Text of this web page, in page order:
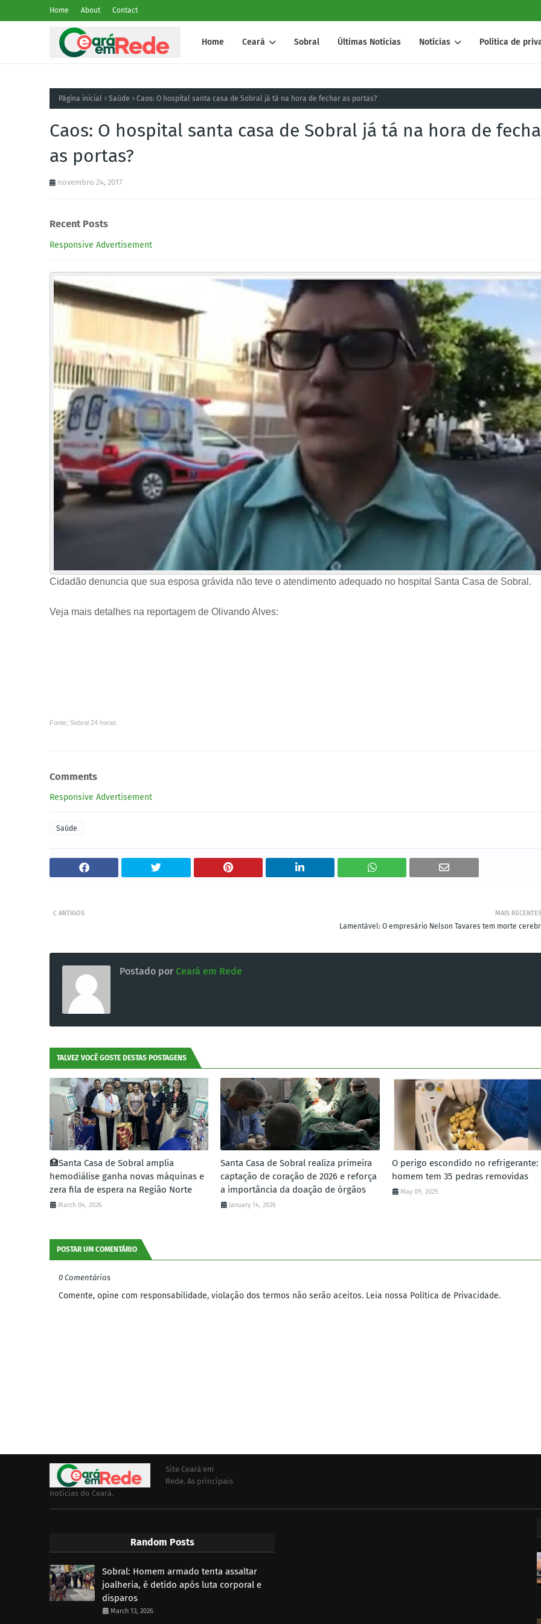
Home About Contact
Home Ceará Sobral Últimas Notícias Notícias Política de
Página inicial Saúde Caos: O hospital santa casa de Sobral já tá na hora de fechar as portas?
Caos: O hospital santa casa de Sobral já tá na hora de
as portas?
novembro 24, 2017
Recent Posts
Responsive Advertisement
Cidadão denuncia que sua esposa grávida não teve o atendimento adequado no hospital Santa Casa de Sobral.
Veja mais detalhes na reportagem de Olivando Alves:
Fonte; Sobral 24 horas
Comments
Responsive Advertisement
Saúde
MAIS RECENTES
Lamentável: O empresário Nelson Tavares tem morte
ANTIGOS
Postado por Ceará em Rede
TALVEZ VOCÊ GOSTE DESTAS POSTAGENS
🏥Santa Casa de Sobral amplia
hemodiálise ganha novas máquinas e
zera fila de espera na Região Norte
March 04, 2026
Santa Casa de Sobral realiza primeira
captação de coração de 2026 e reforça
a importância da doação de órgãos
January 14, 2026
O perigo escondido no refrigerante:
homem tem 35 pedras removidas
May 09, 2025
POSTAR UM COMENTÁRIO
0 Comentários
Comente, opine com responsabilidade, violação dos termos não serão aceitos. Leia nossa Política de Privacidade.
Site Ceará em
Rede. As principais
notícias do Ceará.
Random Posts
Sobral: Homem armado tenta assaltar
joalheria, é detido após luta corporal e
disparos
March 13, 2026